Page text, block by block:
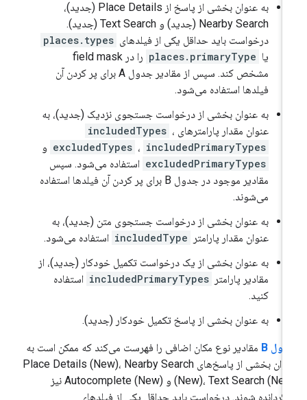
به عنوان بخشی از پاسخ از Place Details (جدید)،
Nearby Search (جدید) و Text Search (جدید).
درخواست باید حداقل یکی از فیلدهای places.types
places.primaryType
را در field mask
مشخص کند. سپس از مقادیر جدول A برای پر کردن آن
فیلدها استفاده می‌شود.
به عنوان بخشی از درخواست جستجوی نزدیک (جدید)، به
عنوان مقدار پارامترهای
includedTypes ،
excludedTypes ، includedPrimaryTypes
و
excludedPrimaryTypes استفاده می‌شود. سپس
مقادیر موجود در جدول B برای پر کردن آن فیلدها استفاده
می‌شوند.
به عنوان بخشی از درخواست جستجوی متن (جدید)، به
عنوان مقدار پارامتر includedType استفاده می‌شود.
به عنوان بخشی از یک درخواست تکمیل خودکار (جدید)، از
مقادیر پارامتر includedPrimaryTypes استفاده
کنید.
به عنوان بخشی از پاسخ تکمیل خودکار (جدید).
مقادیر نوع مکان اضافی را فهرست می‌کند که ممکن است به
عنوان بخشی از پاسخ‌های Place Details (New)، Nearby Search
(New)، Text Search (New) و Autocomplete (New) نیز
شوند. درخواست باید حداقل یکی از فیلدهای